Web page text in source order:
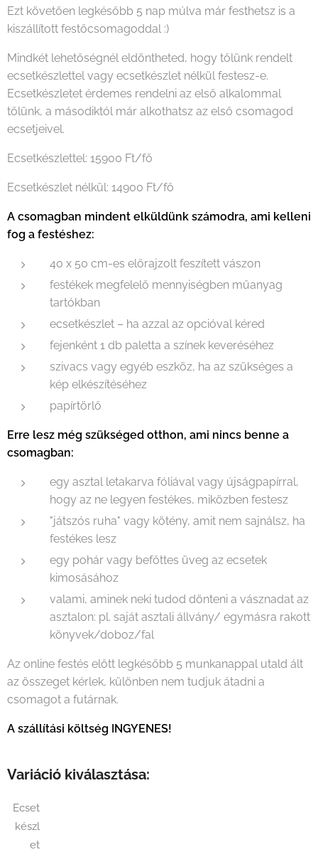
Ezt követően legkésőbb 5 nap múlva már festhetsz is a
kiszállított festőcsomagoddal :)
Mindkét lehetőségnél eldöntheted, hogy tőlünk rendelt
ecsetkészlettel vagy ecsetkészlet nélkül festesz-e.
Ecsetkészletet érdemes rendelni az első alkalommal
tőlünk, a másodiktól már alkothatsz az első csomagod
ecsetjeivel.
Ecsetkészlettel: 15900 Ft/fő
Ecsetkészlet nélkül: 14900 Ft/fő
A csomagban mindent elküldünk számodra, ami kelleni
fog a festéshez:
40 x 50 cm-es előrajzolt feszített vászon
festékek megfelelő mennyiségben műanyag
tartókban
ecsetkészlet – ha azzal az opcióval kéred
fejenként 1 db paletta a színek keveréséhez
szivacs vagy egyéb eszköz, ha az szükséges a
kép elkészítéséhez
papírtörlő
Erre lesz még szükséged otthon, ami nincs benne a
csomagban:
egy asztal letakarva fóliával vagy újságpapírral,
hogy az ne legyen festékes, miközben festesz
"játszós ruha" vagy kötény, amit nem sajnálsz, ha
festékes lesz
egy pohár vagy befőttes üveg az ecsetek
kimosásához
valami, aminek neki tudod dönteni a vásznadat az
asztalon: pl. saját asztali állvány/ egymásra rakott
könyvek/doboz/fal
Az online festés előtt legkésőbb 5 munkanappal utald ált
az összeget kérlek, különben nem tudjuk átadni a
csomagot a futárnak.
A szállítási költség INGYENES!
Variáció kiválasztása:
Ecset
készl
et